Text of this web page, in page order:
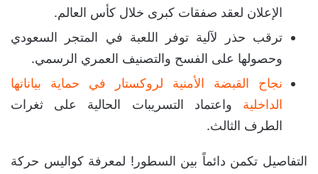
الإعلان لعقد صفقات كبرى خلال كأس العالم.
ترقب حذر لآلية توفر اللعبة في المتجر السعودي
وحصولها على الفسح والتصنيف العمري الرسمي.
نجاح القبضة الأمنية لروكستار في حماية بياناتها
الداخلية واعتماد التسريبات الحالية على ثغرات
الطرف الثالث.
التفاصيل تكمن دائماً بين السطور! لمعرفة كواليس حركة